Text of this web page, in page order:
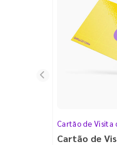
Cartão de Visita
Cartão de